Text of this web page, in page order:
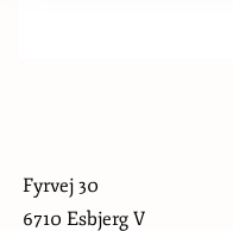
Fyrvej 30
6710 Esbjerg V